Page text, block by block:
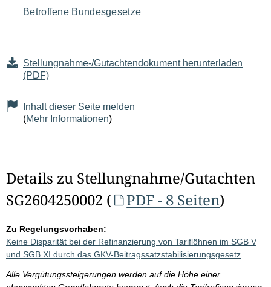
Betroffene Bundesgesetze
Stellungnahme-/Gutachtendokument herunterladen
(PDF)
Inhalt dieser Seite melden
(Mehr Informationen)
Details zu Stellungnahme/Gutachten
SG2604250002 (
PDF - 8 Seiten)
Zu Regelungsvorhaben:
Keine Disparität bei der Refinanzierung von Tariflöhnen im SGB V
und SGB XI durch das GKV-Beitragssatzstabilisierungsgesetz
Alle Vergütungssteigerungen werden auf die Höhe einer